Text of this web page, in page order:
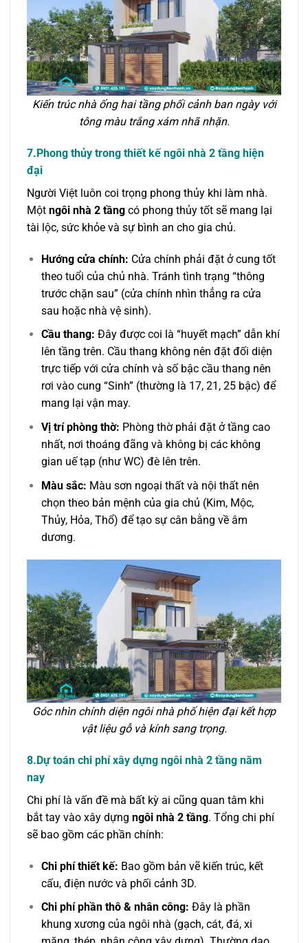
Kiến trúc nhà ống hai tầng phối cảnh ban ngày với
tông màu trắng xám nhã nhặn.
7.Phong thủy trong thiết kế ngôi nhà 2 tầng hiện
đại
Người Việt luôn coi trọng phong thủy khi làm nhà.
Một ngôi nhà 2 tầng có phong thủy tốt sẽ mang lại
tài lộc, sức khỏe và sự bình an cho gia chủ.
Hướng cửa chính: Cửa chính phải đặt ở cung tốt
theo tuổi của chủ nhà. Tránh tình trạng “thông
trước chặn sau” (cửa chính nhìn thẳng ra cửa
sau hoặc nhà vệ sinh).
Cầu thang: Đây được coi là “huyết mạch” dẫn khí
lên tầng trên. Cầu thang không nên đặt đối diện
trực tiếp với cửa chính và số bậc cầu thang nên
rơi vào cung “Sinh” (thường là 17, 21, 25 bậc) để
mang lại vận may.
Vị trí phòng thờ: Phòng thờ phải đặt ở tầng cao
nhất, nơi thoáng đãng và không bị các không
gian uế tạp (như WC) đè lên trên.
Màu sắc: Màu sơn ngoại thất và nội thất nên
chọn theo bản mệnh của gia chủ (Kim, Mộc,
Thủy, Hỏa, Thổ) để tạo sự cân bằng về âm
dương.
Góc nhìn chính diện ngôi nhà phố hiện đại kết hợp
vật liệu gỗ và kính sang trọng.
8.Dự toán chi phí xây dựng ngôi nhà 2 tầng năm
nay
Chi phí là vấn đề mà bất kỳ ai cũng quan tâm khi
bắt tay vào xây dựng ngôi nhà 2 tầng. Tổng chi phí
sẽ bao gồm các phần chính:
Chi phí thiết kế: Bao gồm bản vẽ kiến trúc, kết
cấu, điện nước và phối cảnh 3D.
Chi phí phần thô & nhân công: Đây là phần
khung xương của ngôi nhà (gạch, cát, đá, xi